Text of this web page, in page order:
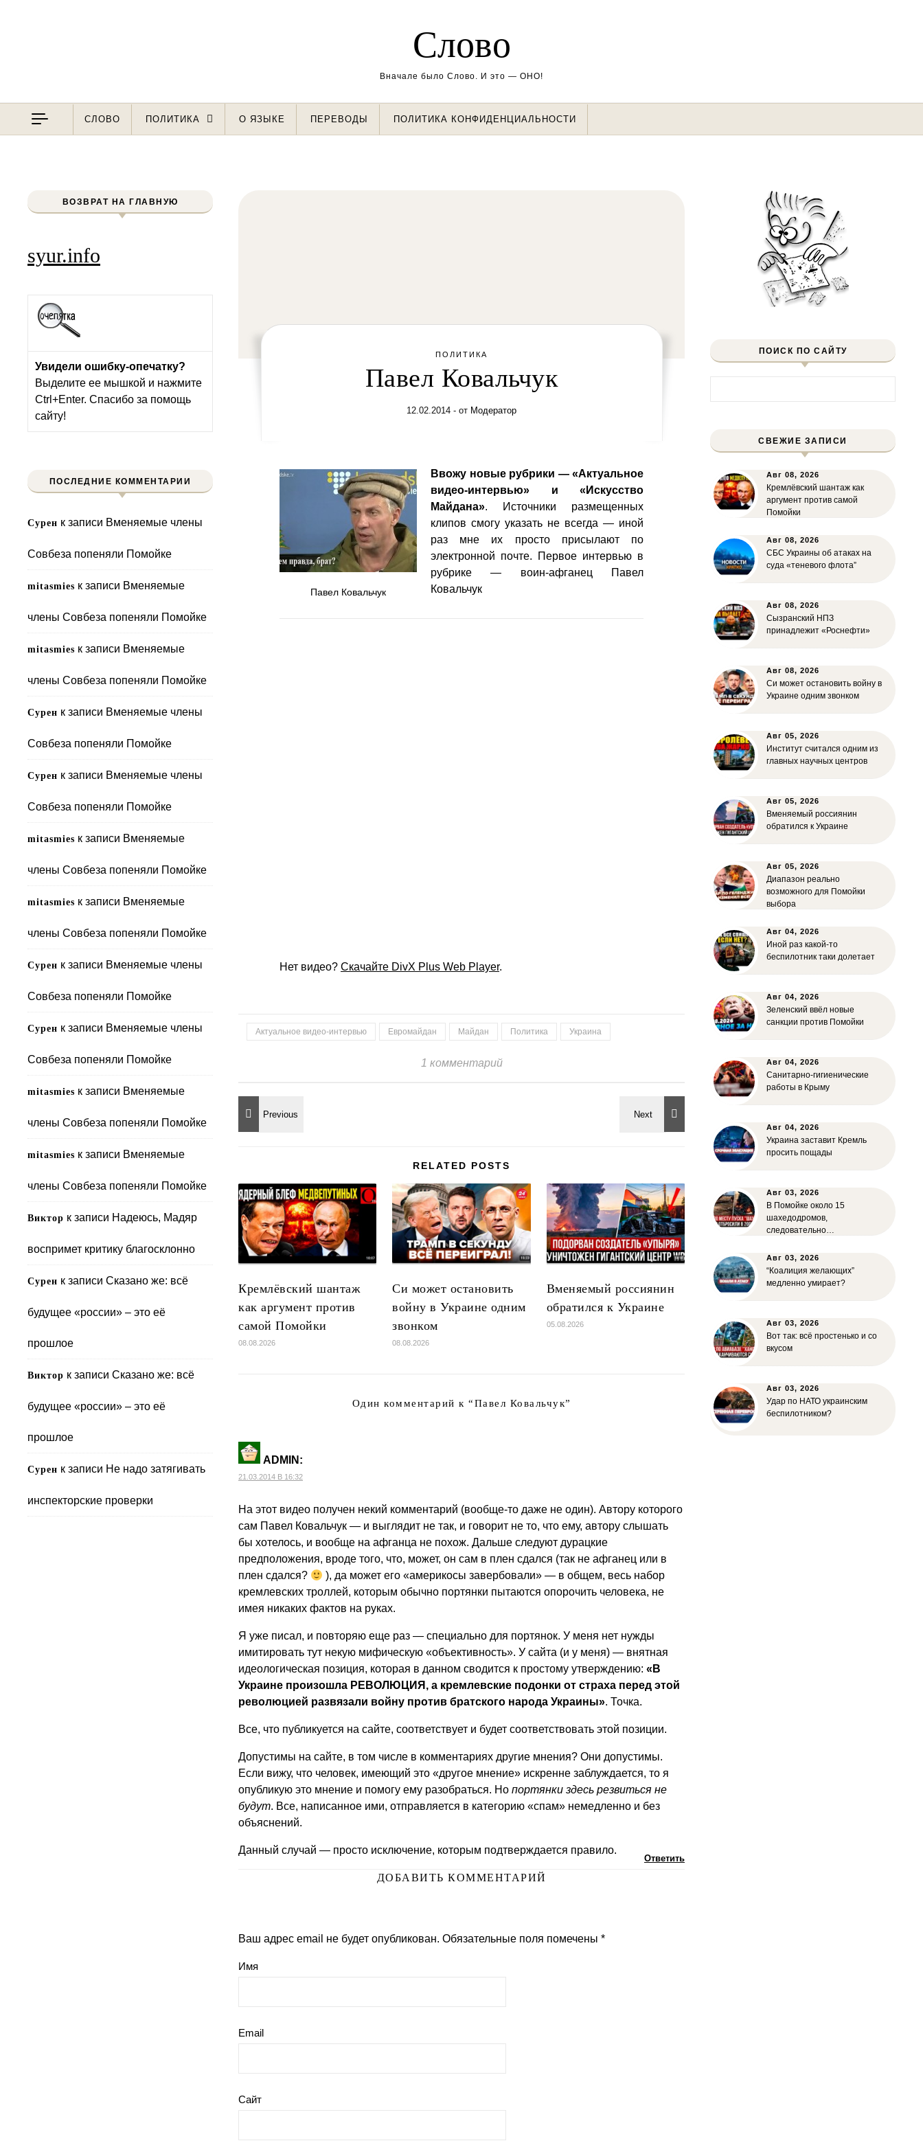
Слово
Вначале было Слово. И это — ОНО!
СЛОВО ПОЛИТИКА О ЯЗЫКЕ ПЕРЕВОДЫ ПОЛИТИКА КОНФИДЕНЦИАЛЬНОСТИ
ВОЗВРАТ НА ГЛАВНУЮ
syur.info
Увидели ошибку-опечатку?
Выделите ее мышкой и нажмите
Ctrl+Enter. Спасибо за помощь
сайту!
ПОСЛЕДНИЕ КОММЕНТАРИИ
Сурен к записи Вменяемые члены
Совбеза попеняли Помойке
mitasmies к записи Вменяемые
члены Совбеза попеняли Помойке
mitasmies к записи Вменяемые
члены Совбеза попеняли Помойке
Сурен к записи Вменяемые члены
Совбеза попеняли Помойке
Сурен к записи Вменяемые члены
Совбеза попеняли Помойке
mitasmies к записи Вменяемые
члены Совбеза попеняли Помойке
mitasmies к записи Вменяемые
члены Совбеза попеняли Помойке
Сурен к записи Вменяемые члены
Совбеза попеняли Помойке
Сурен к записи Вменяемые члены
Совбеза попеняли Помойке
mitasmies к записи Вменяемые
члены Совбеза попеняли Помойке
mitasmies к записи Вменяемые
члены Совбеза попеняли Помойке
Виктор к записи Надеюсь, Мадяр
воспримет критику благосклонно
Сурен к записи Сказано же: всё
будущее «россии» – это её
прошлое
Виктор к записи Сказано же: всё
будущее «россии» – это её
прошлое
Сурен к записи Не надо затягивать
инспекторские проверки
ПОЛИТИКА
Павел Ковальчук
12.02.2014 - от Модератор
Павел Ковальчук
Ввожу новые рубрики — «Актуальное
видео-интервью» и «Искусство
Майдана». Источники размещенных
клипов смогу указать не всегда — иной
раз мне их просто присылают по
электронной почте. Первое интервью в
рубрике — воин-афганец Павел
Ковальчук
Нет видео? Скачайте DivX Plus Web Player.
Актуальное видео-интервью Евромайдан Майдан Политика Украина
1 комментарий
RELATED POSTS
Кремлёвский шантаж
как аргумент против
самой Помойки
08.08.2026
Си может остановить
войну в Украине одним
звонком
08.08.2026
Вменяемый россиянин
обратился к Украине
05.08.2026
Один комментарий к “Павел Ковальчук”
ADMIN :
21.03.2014 В 16:32
На этот видео получен некий комментарий (вообще-то даже не один). Автору которого
сам Павел Ковальчук — и выглядит не так, и говорит не то, что ему, автору слышать
бы хотелось, и вообще на афганца не похож. Дальше следуют дурацкие
предположения, вроде того, что, может, он сам в плен сдался (так не афганец или в
плен сдался?
), да может его «америкосы завербовали» — в общем, весь набор
кремлевских троллей, которым обычно портянки пытаются опорочить человека, не
имея никаких фактов на руках.
Я уже писал, и повторяю еще раз — специально для портянок. У меня нет нужды
имитировать тут некую мифическую «объективность». У сайта (и у меня) — внятная
идеологическая позиция, которая в данном сводится к простому утверждению: «В
Украине произошла РЕВОЛЮЦИЯ, а кремлевские подонки от страха перед этой
революцией развязали войну против братского народа Украины». Точка.
Все, что публикуется на сайте, соответствует и будет соответствовать этой позиции.
Допустимы на сайте, в том числе в комментариях другие мнения? Они допустимы.
Если вижу, что человек, имеющий это «другое мнение» искренне заблуждается, то я
опубликую это мнение и помогу ему разобраться. Но портянки здесь резвиться не
будут. Все, написанное ими, отправляется в категорию «спам» немедленно и без
объяснений.
Данный случай — просто исключение, которым подтверждается правило.
Ответить
ДОБАВИТЬ КОММЕНТАРИЙ
Ваш адрес email не будет опубликован. Обязательные поля помечены *
Имя
Email
Сайт
ПОИСК ПО САЙТУ
СВЕЖИЕ ЗАПИСИ
Авг 08, 2026
Кремлёвский шантаж как
аргумент против самой
Помойки
Авг 08, 2026
СБС Украины об атаках на
суда «теневого флота”
Авг 08, 2026
Сызранский НПЗ
принадлежит «Роснефти»
Авг 08, 2026
Си может остановить войну в
Украине одним звонком
Авг 05, 2026
Институт считался одним из
главных научных центров
Авг 05, 2026
Вменяемый россиянин
обратился к Украине
Авг 05, 2026
Диапазон реально
возможного для Помойки
выбора
Авг 04, 2026
Иной раз какой-то
беспилотник таки долетает
Авг 04, 2026
Зеленский ввёл новые
санкции против Помойки
Авг 04, 2026
Санитарно-гигиенические
работы в Крыму
Авг 04, 2026
Украина заставит Кремль
просить пощады
Авг 03, 2026
В Помойке около 15
шахедодромов,
следовательно…
Авг 03, 2026
“Коалиция желающих”
медленно умирает?
Авг 03, 2026
Вот так: всё простенько и со
вкусом
Авг 03, 2026
Удар по НАТО украинским
беспилотником?